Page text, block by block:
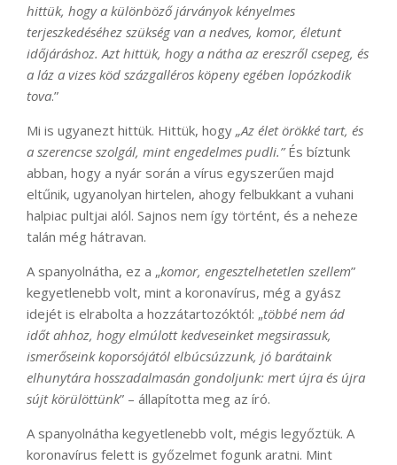
hittük, hogy a különböző járványok kényelmes
terjeszkedéséhez szükség van a nedves, komor, életunt
időjáráshoz. Azt hittük, hogy a nátha az ereszről csepeg, és
a láz a vizes köd százgalléros köpeny egében lopózkodik
tova.”
Mi is ugyanezt hittük. Hittük, hogy „Az élet örökké tart, és
a szerencse szolgál, mint engedelmes pudli.”És bíztunk
abban, hogy a nyár során a vírus egyszerűen majd
eltűnik, ugyanolyan hirtelen, ahogy felbukkant a vuhani
halpiac pultjai alól. Sajnos nem így történt, és a neheze
talán még hátravan.
A spanyolnátha, ez a „komor, engesztelhetetlen szellem”
kegyetlenebb volt, mint a koronavírus, még a gyász
idejét is elrabolta a hozzátartozóktól: „többé nem ád
időt ahhoz, hogy elmúlott kedveseinket megsirassuk,
ismerőseink koporsójától elbúcsúzzunk, jó barátaink
elhunytára hosszadalmasán gondoljunk: mert újra és újra
sújt körülöttünk” – állapította meg az író.
A spanyolnátha kegyetlenebb volt, mégis legyőztük. A
koronavírus felett is győzelmet fogunk aratni. Mint